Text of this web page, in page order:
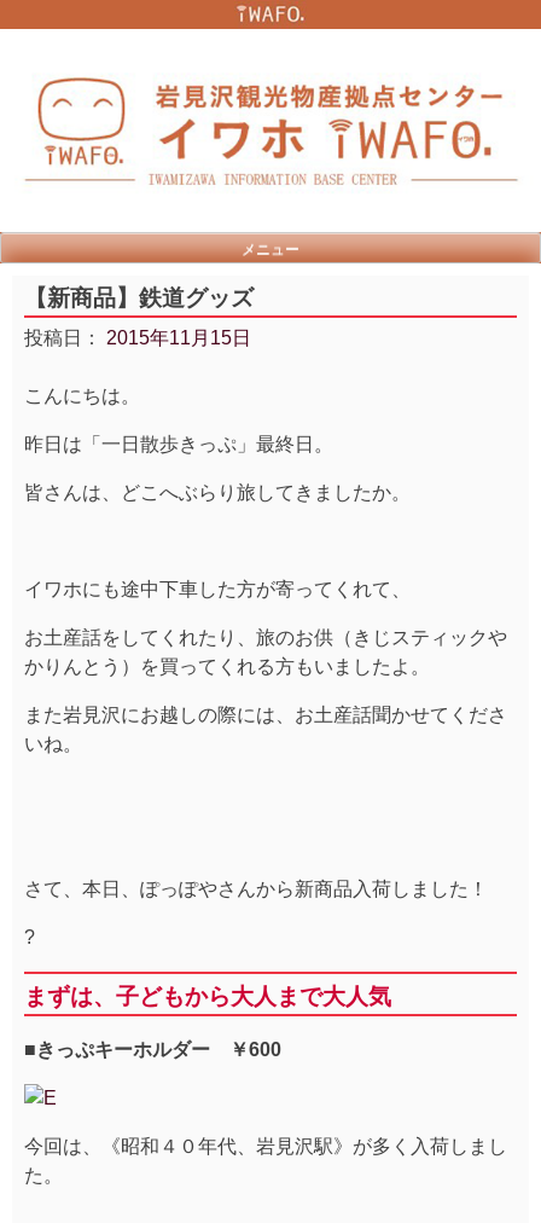
メニュー
【新商品】鉄道グッズ
投稿日： 2015年11月15日
こんにちは。
昨日は「一日散歩きっぷ」最終日。
皆さんは、どこへぶらり旅してきましたか。
イワホにも途中下車した方が寄ってくれて、
お土産話をしてくれたり、旅のお供（きじスティックや
かりんとう）を買ってくれる方もいましたよ。
また岩見沢にお越しの際には、お土産話聞かせてくださ
いね。
さて、本日、ぽっぽやさんから新商品入荷しました！
?
まずは、子どもから大人まで大人気
■きっぷキーホルダー ￥600
今回は、《昭和４０年代、岩見沢駅》が多く入荷しまし
た。